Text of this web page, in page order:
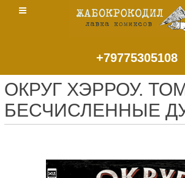
+79775305108
ОКРУГ ХЭРРОУ.
БЕСЧИСЛЕННЫЕ